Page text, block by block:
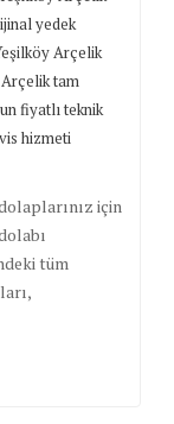
yedek
Arçelik
tam
fiyatlı teknik
hizmeti
için
tüm